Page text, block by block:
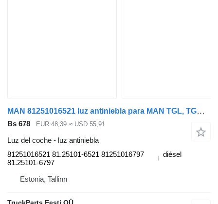
MAN 81251016521 luz antiniebla para MAN TGL, TGM, TGS, TGX (2005-2021) cabeza tractora
Bs 678 EUR 48,39 ≈ USD 55,91
Luz del coche - luz antiniebla
81251016521 81.25101-6521 81251016797
81.25101-6797
diésel
Estonia, Tallinn